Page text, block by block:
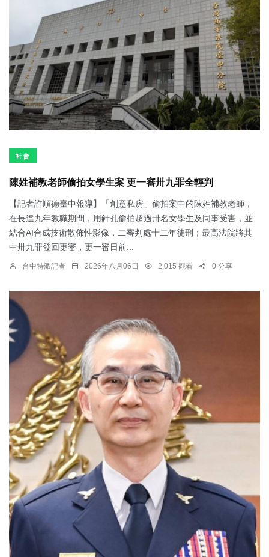
社會
陳姓補教老師偷拍女學生案 更一審卅九罪全輕判
【記者許順德臺中報導】「創意私房」偷拍案中的陳姓補教老師，
在長達九年教職期間，用針孔偷拍超過卅名女學生及同事受害，並
結合AI合成技術散佈性影像，二審判處十二年徒刑；最高法院將其
中卅九罪發回更審，更一審日前...
台中特派記者 2026年八月06日 2,015 觀看 0 分享